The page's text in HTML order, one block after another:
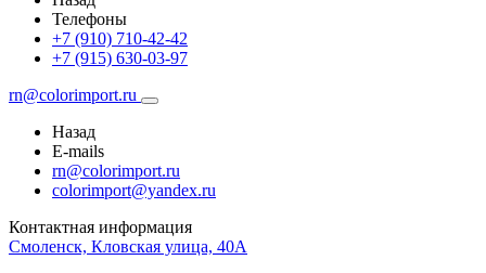
Телефоны
+7 (910) 710-42-42
+7 (915) 630-03-97
rn@colorimport.ru
Назад
E-mails
rn@colorimport.ru
colorimport@yandex.ru
Контактная информация
Смоленск, Кловская улица, 40А